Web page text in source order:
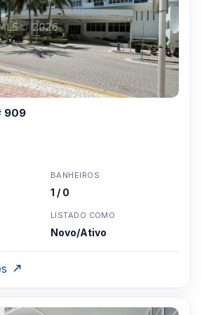
909
BANHEIROS
1 / 0
LISTADO COMO
Novo/Ativo